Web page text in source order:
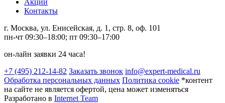
Контакты
г. Москва, ул. Енисейская, д. 1, стр. 8, оф. 101
пн-чт 09:30–18:00; пт 09:30–17:00
он-лайн заявки 24 часа!
+7 (495) 212-14-82 Заказать звонок info@expert-medical.ru
Обработка персональных данных Политика cookie *контент
на сайте не является офертой, цена может изменяться
Разработано в Internet Team